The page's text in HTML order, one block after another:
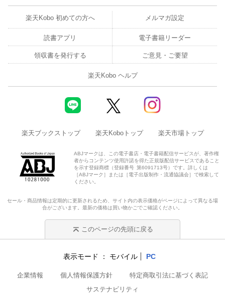
楽天Kobo 初めての方へ メルマガ設定
読書アプリ 電子書籍リーダー
領収書を発行する ご意見・ご要望
楽天Kobo ヘルプ
楽天ブックストップ 楽天Koboトップ 楽天市場トップ
ABJマークは、この電子書店・電子書籍配信サービスが、著作権
者からコンテンツ使用許諾を得た正規版配信サービスであること
を示す登録商標（登録番号 第6091713号）です。詳しくは
［ABJマーク］または［電子出版制作・流通協議会］で検索して
ください。
セール・商品情報は定期的に更新されるため、サイト内の表示価格がページによって異なる場
合がございます。最新の価格は買い物かごでご確認ください。
このページの先頭に戻る
表示モード モバイル PC
企業情報 個人情報保護方針
特定商取引法に基づく表記
サステナビリティ